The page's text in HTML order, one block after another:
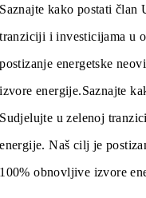
Saznajte kako postati
tranziciji i investicijama u
postizanje energetske
izvore energije.Saznajte
Sudjelujte u zelenoj
energije. Naš cilj je
100% obnovljive izvore